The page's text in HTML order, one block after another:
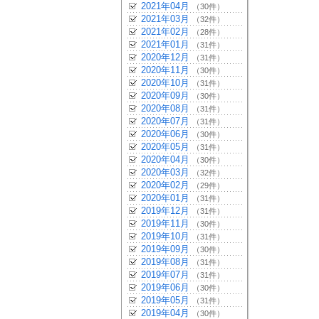
2021年04月 （30件）
2021年03月 （32件）
2021年02月 （28件）
2021年01月 （31件）
2020年12月 （31件）
2020年11月 （30件）
2020年10月 （31件）
2020年09月 （30件）
2020年08月 （31件）
2020年07月 （31件）
2020年06月 （30件）
2020年05月 （31件）
2020年04月 （30件）
2020年03月 （32件）
2020年02月 （29件）
2020年01月 （31件）
2019年12月 （31件）
2019年11月 （30件）
2019年10月 （31件）
2019年09月 （30件）
2019年08月 （31件）
2019年07月 （31件）
2019年06月 （30件）
2019年05月 （31件）
2019年04月 （30件）